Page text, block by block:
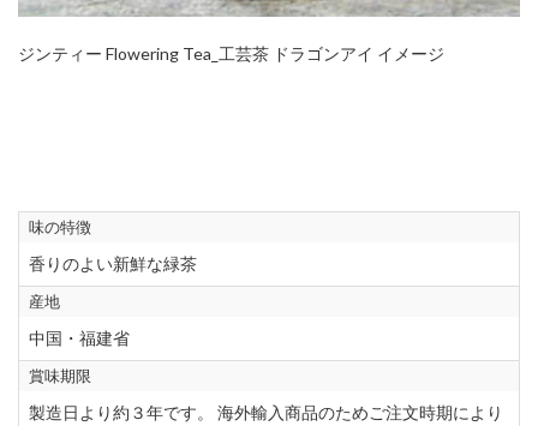
ジンティー Flowering Tea_工芸茶 ドラゴンアイ イメージ
味の特徴
香りのよい新鮮な緑茶
産地
中国・福建省
賞味期限
製造日より約３年です。 海外輸入商品のためご注文時期により